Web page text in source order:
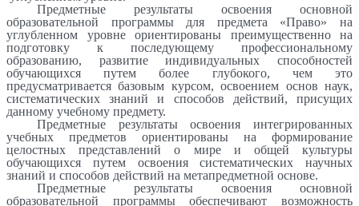
Предметные результаты освоения основной
образовательной программы для предмета «Право» на
углубленном уровне ориентированы преимущественно на
подготовку к последующему профессиональному
образованию, развитие индивидуальных способностей
обучающихся путем более глубокого, чем это
предусматривается базовым курсом, освоением основ наук,
систематических знаний и способов действий, присущих
данному учебному предмету.
Предметные результаты освоения интегрированных
учебных предметов ориентированы на формирование
целостных представлений о мире и общей культуры
обучающихся путем освоения систематических научных
знаний и способов действий на метапредметной основе.
Предметные результаты освоения основной
образовательной программы обеспечивают возможность